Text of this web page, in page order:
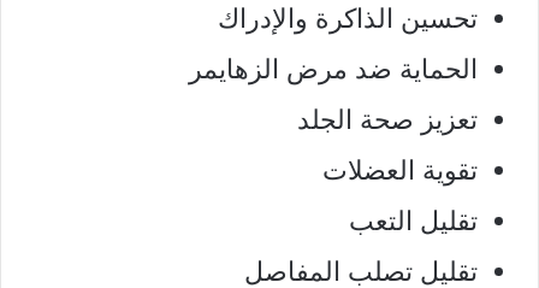
تحسين الذاكرة والإدراك
الحماية ضد مرض الزهايمر
تعزيز صحة الجلد
تقوية العضلات
تقليل التعب
تقليل تصلب المفاصل